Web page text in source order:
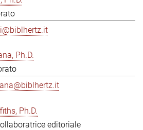
Ph.D.
Ph.D.
editoriale